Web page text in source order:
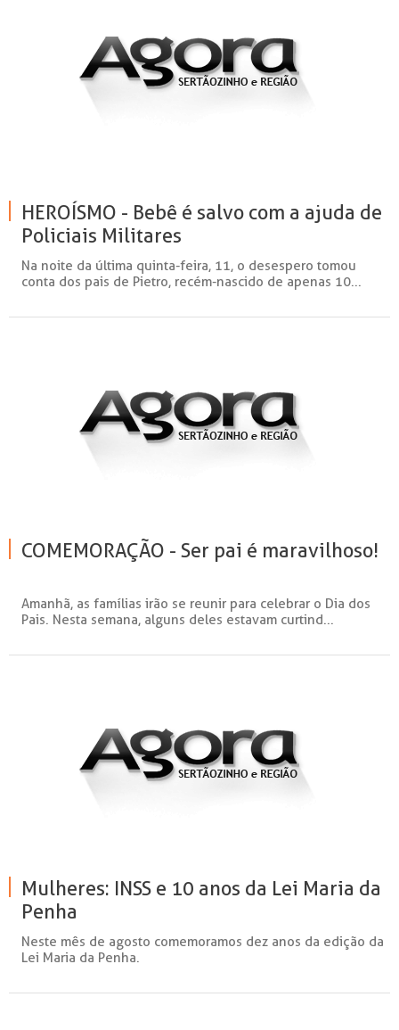
HEROÍSMO - Bebê é salvo com a ajuda de
Policiais Militares
Na noite da última quinta-feira, 11, o desespero tomou
conta dos pais de Pietro, recém-nascido de apenas 10...
COMEMORAÇÃO - Ser pai é maravilhoso!
Amanhã, as famílias irão se reunir para celebrar o Dia dos
Pais. Nesta semana, alguns deles estavam curtind...
Mulheres: INSS e 10 anos da Lei Maria da
Penha
Neste mês de agosto comemoramos dez anos da edição da
Lei Maria da Penha.